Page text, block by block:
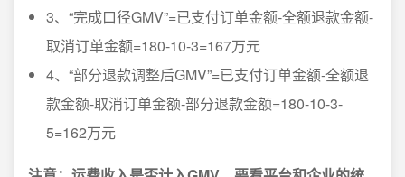
3、“完成口径GMV”=已支付订单金额-全额退款金额-
取消订单金额=180-10-3=167万元
4、“部分退款调整后GMV”=已支付订单金额-全额退
款金额-取消订单金额-部分退款金额=180-10-3-
5=162万元